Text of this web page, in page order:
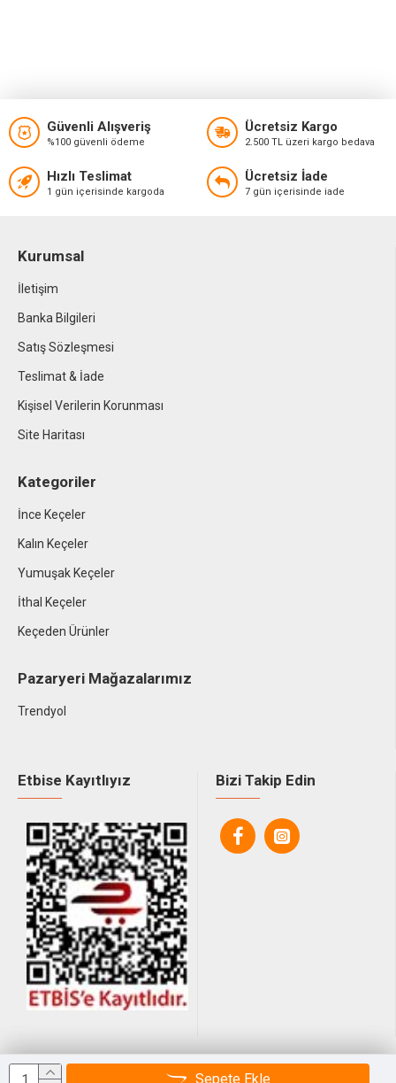
Sepete Ekle
Güvenli Alışveriş
%100 güvenli ödeme
Ücretsiz Kargo
2.500 TL üzeri kargo bedava
Hızlı Teslimat
1 gün içerisinde kargoda
Ücretsiz İade
7 gün içerisinde iade
Kurumsal
İletişim
Banka Bilgileri
Satış Sözleşmesi
Teslimat & İade
Kişisel Verilerin Korunması
Site Haritası
Kategoriler
İnce Keçeler
Kalın Keçeler
Yumuşak Keçeler
İthal Keçeler
Keçeden Ürünler
Pazaryeri Mağazalarımız
Trendyol
Etbise Kayıtlıyız Bizi Takip Edin
© 2025, Tüm Hakları Saklıdır.